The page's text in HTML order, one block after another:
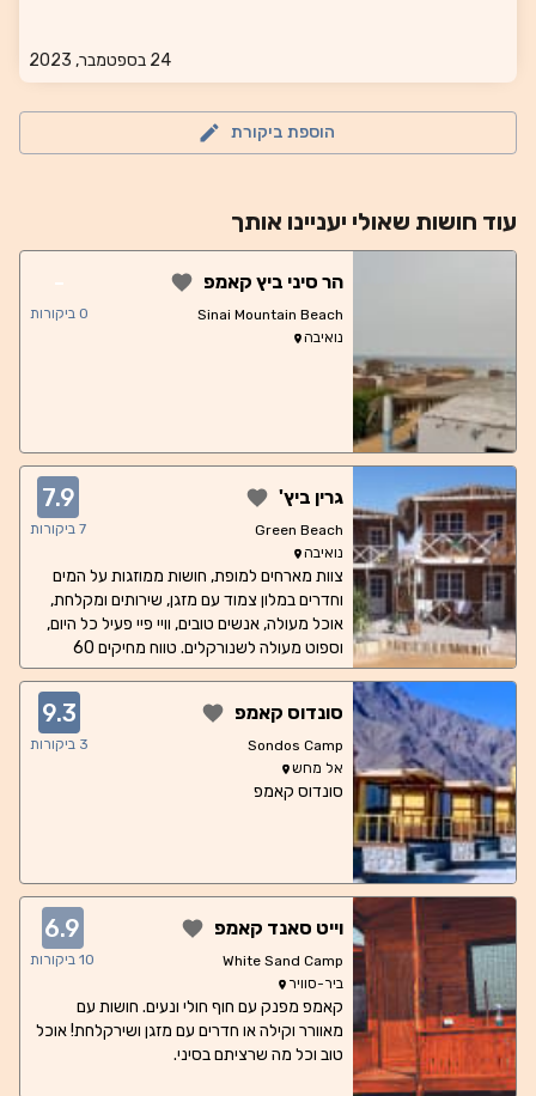
24 בספטמבר, 2023
הוספת ביקורת
עוד חושות שאולי יעניינו אותך
הר סיני ביץ קאמפ
Sinai Mountain Beach
נואיבה
-
0 ביקורות
גרין ביץ'
Green Beach
נואיבה
7.9
7 ביקורות
צוות מארחים למופת, חושות ממוזגות על המים
וחדרים במלון צמוד עם מזגן, שירותים ומקלחת,
אוכל מעולה, אנשים טובים, וויי פיי פעיל כל היום,
וספוט מעולה לשנורקלים. טווח מחיקים 60
שקלים לאדם בחושה כולל ארוחת בוקר וערב. 80
שקלים לאדם בחדר כולל אורחת בוקר וער
סונדוס קאמפ
Sondos Camp
אל מחש
9.3
3 ביקורות
סונדוס קאמפ
וייט סאנד קאמפ
White Sand Camp
ביר-סוויר
6.9
10 ביקורות
קאמפ מפנק עם חוף חולי ונעים. חושות עם
מאוורר וקילה או חדרים עם מזגן ושירקלחת! אוכל
טוב וכל מה שרציתם בסיני.